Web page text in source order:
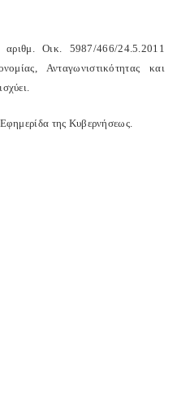
Οικ. 5987/466/24.5.2011
Ανταγωνιστικότητας και
της Κυβερνήσεως.